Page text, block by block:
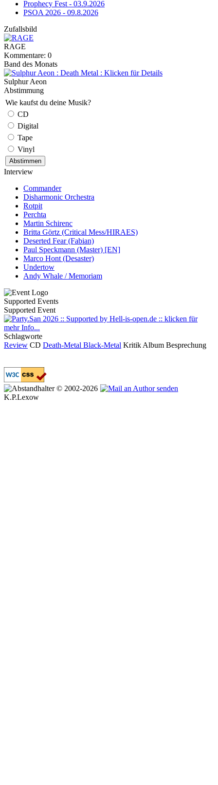
Prophecy Fest - 03.9.2026
PSOA 2026 - 09.8.2026
Zufallsbild
RAGE
Kommentare: 0
Band des Monats
Sulphur Aeon
Abstimmung
Wie kaufst du deine Musik?
CD
Digital
Tape
Vinyl
Interview
Commander
Disharmonic Orchestra
Rotpit
Perchta
Martin Schirenc
Britta Görtz (Critical Mess/HIRAES)
Deserted Fear (Fabian)
Paul Speckmann (Master) [EN]
Marco Hont (Desaster)
Undertow
Andy Whale / Memoriam
Supported Events
Supported Event
Schlagworte
Review CD Death-Metal Black-Metal Kritik Album Besprechung
© 2002-2026
K.P.Lexow